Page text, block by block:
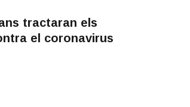
tractaran els
el coronavirus